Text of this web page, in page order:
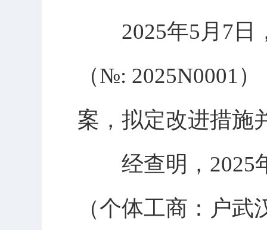
2025年5月7日
（№: 2025N0001
案，拟定改进措施
经查明，2025年
（个体工商：户